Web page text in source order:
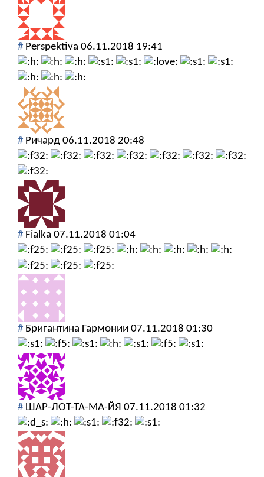
# Perspektiva 06.11.2018 19:41
# Ричард 06.11.2018 20:48
# Fialka 07.11.2018 01:04
# Бригантина Гармонии 07.11.2018 01:30
# ШАР-ЛОТ-ТА-МА-ЙЯ 07.11.2018 01:32